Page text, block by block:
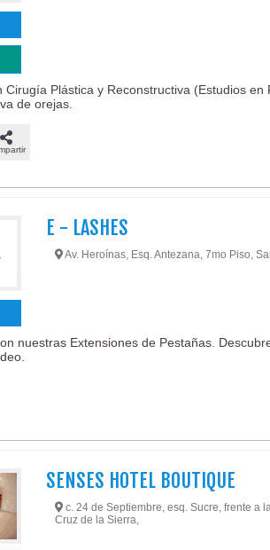
Cirugía Plástica y Reconstructiva (Estudios en
de orejas.
E - LASHES
Av. Heroínas, Esq. Antezana, 7mo Piso,
nuestras Extensiones de Pestañas.
SENSES HOTEL BOUTIQUE
c. 24 de Septiembre, esq. Sucre, frente a
Cruz de la Sierra,